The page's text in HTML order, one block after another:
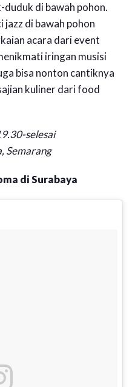
di bawah pohon.
di bawah pohon
acara dari event
iringan musisi
bisa nonton cantiknya
kuliner dari food
selesai
Semarang
di Surabaya